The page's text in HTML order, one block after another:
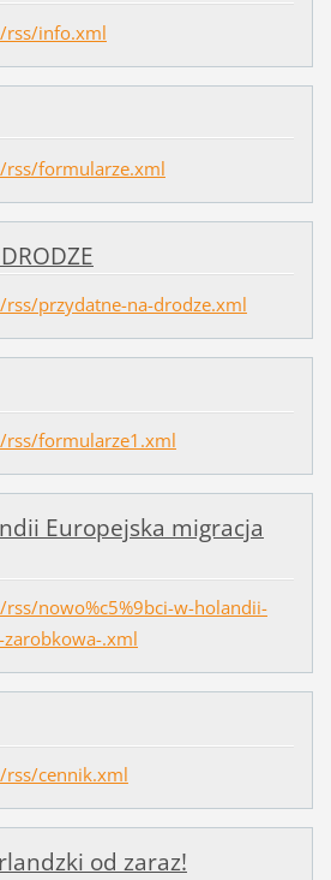
rss/info.xml
formularze.xml
przydatne-na-drodze.xml
formularze1.xml
Europejska migracja
nowo%c5%9bci-w-holandii-
.xml
cennik.xml
od zaraz!